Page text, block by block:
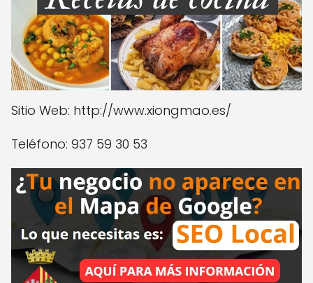
Sitio Web: http://www.xiongmao.es/
Teléfono: 937 59 30 53